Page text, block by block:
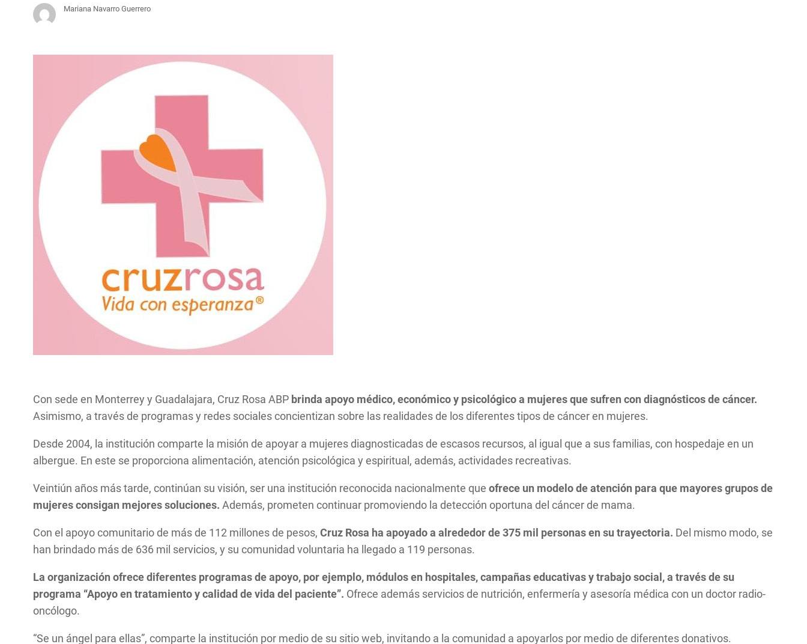
Mariana Navarro Guerrero
Con sede en Monterrey y Guadalajara, Cruz Rosa ABP brinda apoyo médico, económico y psicológico a mujeres que sufren con diagnósticos de cáncer.
Asimismo, a través de programas y redes sociales concientizan sobre las realidades de los diferentes tipos de cáncer en mujeres.
Desde 2004, la institución comparte la misión de apoyar a mujeres diagnosticadas de escasos recursos, al igual que a sus familias, con hospedaje en un
albergue. En este se proporciona alimentación, atención psicológica y espiritual, además, actividades recreativas.
Veintiún años más tarde, continúan su visión, ser una institución reconocida nacionalmente queofrece un modelo de atención para que mayores grupos de
mujeres consigan mejores soluciones.Además, prometen continuar promoviendo la detección oportuna del cáncer de mama.
Con el apoyo comunitario de más de 112 millones de pesos,Cruz Rosa ha apoyado a alrededor de 375 mil personas en su trayectoria. Del mismo modo, se
han brindado más de 636 mil servicios, y su comunidad voluntaria ha llegado a 119 personas.
La organización ofrece diferentes programas de apoyo, por ejemplo, módulos en hospitales, campañas educativas y trabajo social, a través de su
programa “Apoyo en tratamiento y calidad de vida del paciente”. Ofrece además servicios de nutrición, enfermería y asesoría médica con un doctor radio-
oncólogo.
“Se un ángel para ellas”, comparte la institución por medio de su sitio web, invitando a la comunidad a apoyarlos por medio de diferentes donativos.